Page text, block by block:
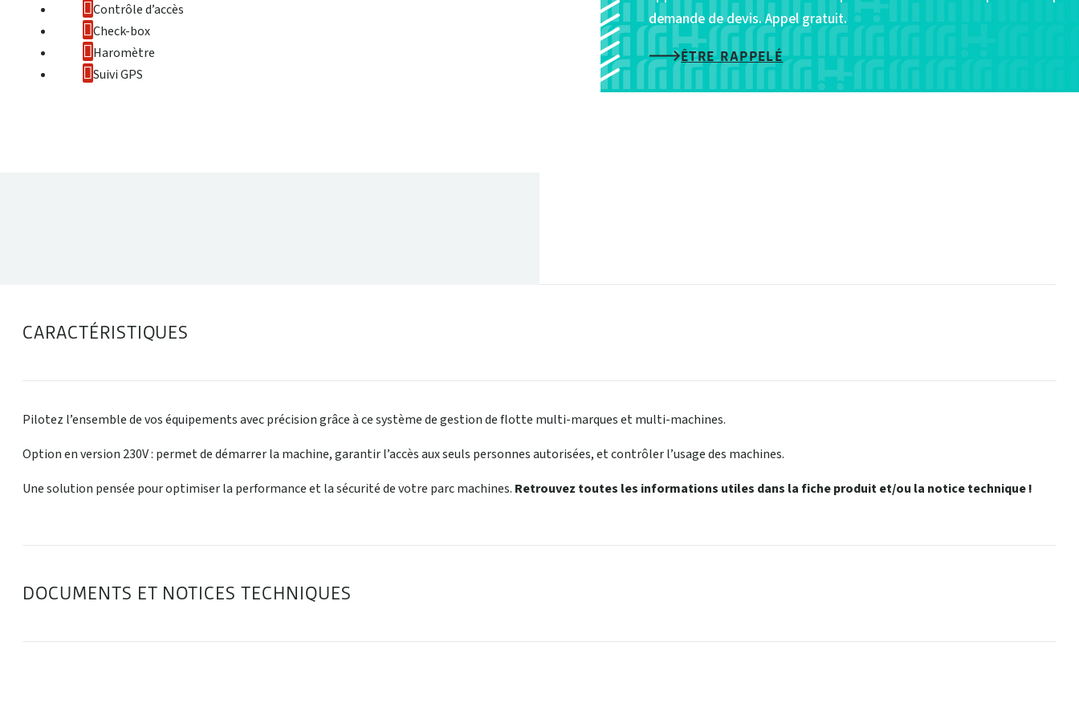
demande de devis. Appel gratuit.
ÊTRE RAPPELÉ
Contrôle d’accès
Check-box
Haromètre
Suivi GPS
CARACTÉRISTIQUES
Pilotez l’ensemble de vos équipements avec précision grâce à ce système de gestion de flotte multi-marques et multi-machines.
Option en version 230V : permet de démarrer la machine, garantir l’accès aux seuls personnes autorisées, et contrôler l’usage des machines.
Une solution pensée pour optimiser la performance et la sécurité de votre parc machines. Retrouvez toutes les informations utiles dans la fiche produit et/ou la notice technique !
DOCUMENTS ET NOTICES TECHNIQUES